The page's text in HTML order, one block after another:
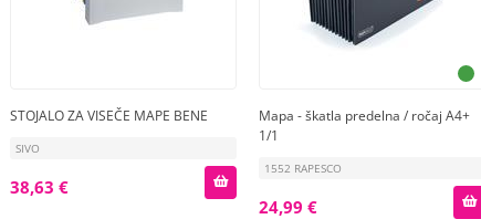
STOJALO ZA VISEČE MAPE BENE
SIVO
38,63 €
Mapa - škatla predelna / ročaj A4+
1/1
1552 RAPESCO
24,99 €